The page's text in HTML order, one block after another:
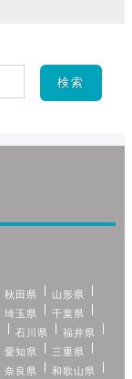
秋田県
山形県
埼玉県
千葉県
石川県
福井県
愛知県
三重県
奈良県
和歌山県